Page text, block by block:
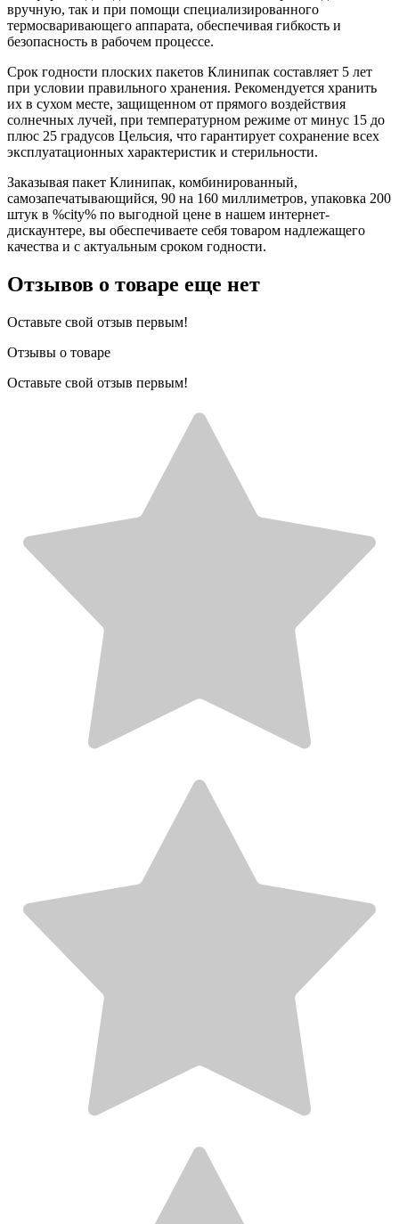
вручную, так и при помощи специализированного
термосваривающего аппарата, обеспечивая гибкость и
безопасность в рабочем процессе.
Срок годности плоских пакетов Клинипак составляет 5 лет
при условии правильного хранения. Рекомендуется хранить
их в сухом месте, защищенном от прямого воздействия
солнечных лучей, при температурном режиме от минус 15 до
плюс 25 градусов Цельсия, что гарантирует сохранение всех
эксплуатационных характеристик и стерильности.
Заказывая пакет Клинипак, комбинированный,
самозапечатывающийся, 90 на 160 миллиметров, упаковка 200
штук в %city% по выгодной цене в нашем интернет-
дискаунтере, вы обеспечиваете себя товаром надлежащего
качества и с актуальным сроком годности.
Отзывов о товаре еще нет
Оставьте свой отзыв первым!
Отзывы о товаре
Оставьте свой отзыв первым!